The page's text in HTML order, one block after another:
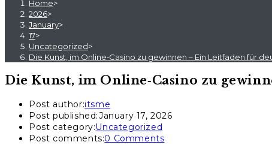
Home>
2026>
January>
17>
Uncategorized>
Die Kunst, im Online‑Casino zu gewinnen – Ein Leitfaden für
Die Kunst, im Online‑Casino zu
Post author:itsme
Post published:January 17, 2026
Post category:Uncategorized
Post comments:0 Comments